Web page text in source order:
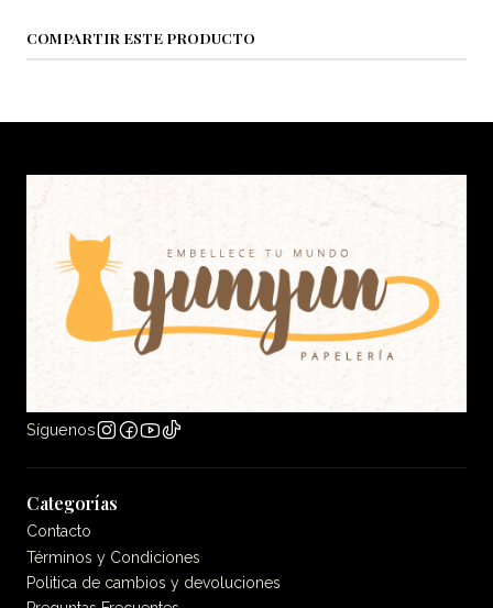
COMPARTIR ESTE PRODUCTO
Síguenos
Categorías
Contacto
Términos y Condiciones
Politica de cambios y devoluciones